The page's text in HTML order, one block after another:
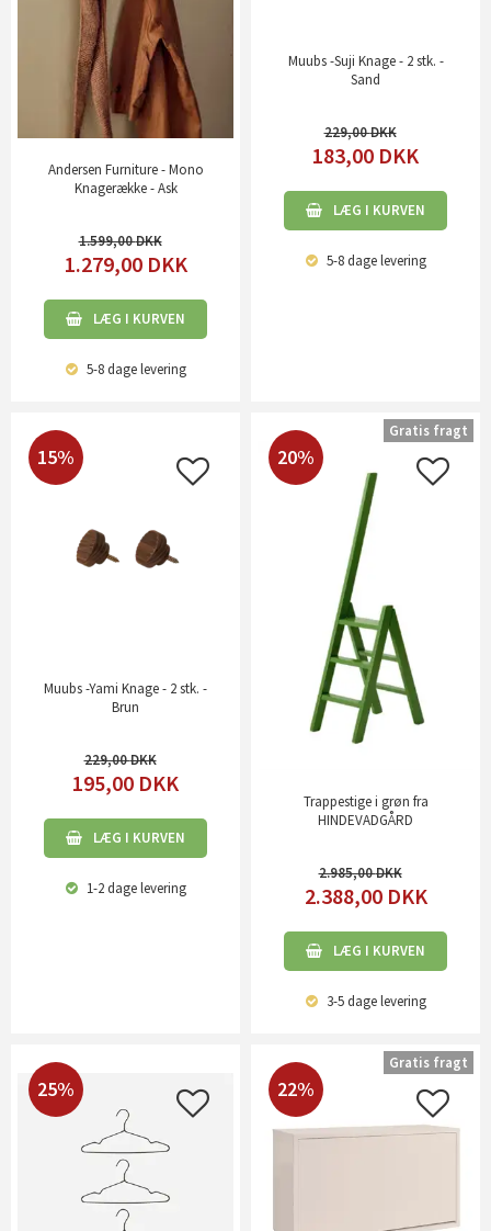
Andersen Furniture - Mono
Knagerække - Ask
1.599,00
1.279,00 DKK
LÆG I KURVEN
5-8 dagelevering
Muubs -Suji Knage - 2 stk. -
Sand
229,00
183,00 DKK
LÆG I KURVEN
5-8 dagelevering
15%
Muubs -Yami Knage - 2 stk. -
Brun
229,00
195,00 DKK
LÆG I KURVEN
1-2 dagelevering
20%
Trappestige i grøn fra
HINDEVADGÅRD
2.985,00
2.388,00 DKK
LÆG I KURVEN
3-5 dagelevering
Gratis fragt
25% 22%
Gratis fragt